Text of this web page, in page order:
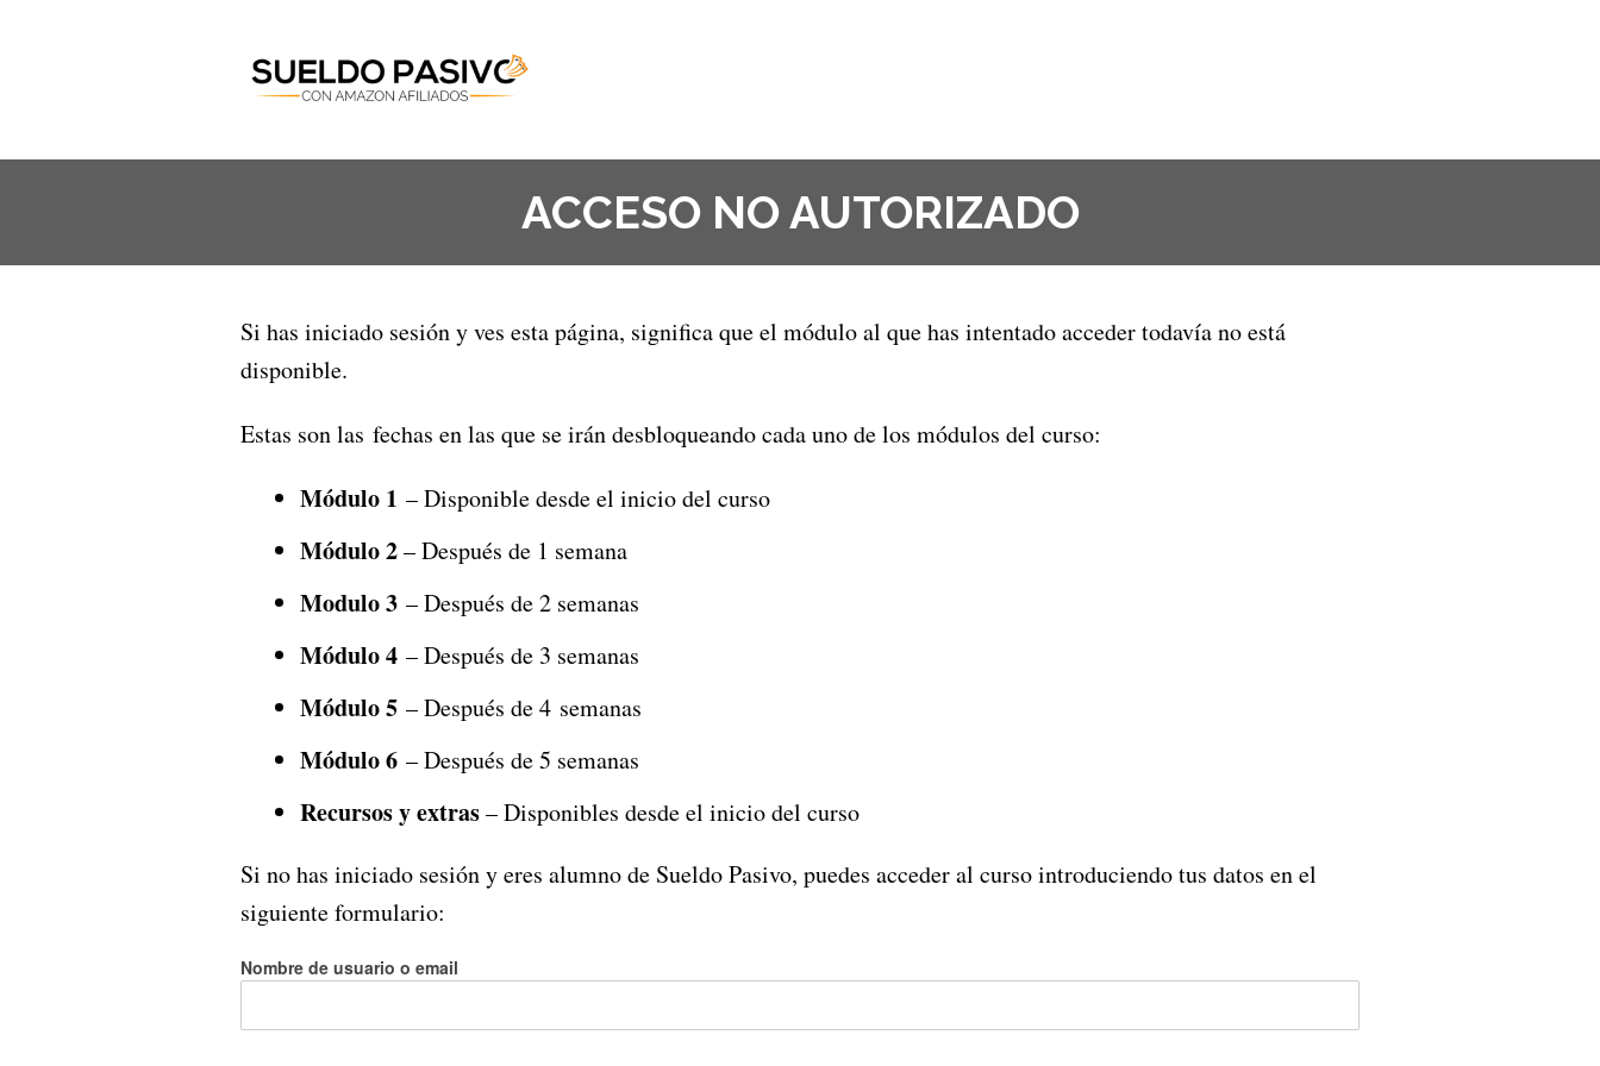
ACCESO NO AUTORIZADO
Si has iniciado sesión y ves esta página, significa que el módulo al que has intentado acceder todavía no está
disponible.
Estas son las fechas en las que se irán desbloqueando cada uno de los módulos del curso:
Módulo 1 – Disponible desde el inicio del curso
Módulo 2– Después de 1 semana
Modulo 3 – Después de 2 semanas
Módulo 4 – Después de 3 semanas
Módulo 5 – Después de 4 semanas
Módulo 6 – Después de 5 semanas
Recursos y extras– Disponibles desde el inicio del curso
Si no has iniciado sesión y eres alumno de Sueldo Pasivo, puedes acceder al curso introduciendo tus datos en el
siguiente formulario:
Nombre de usuario o email